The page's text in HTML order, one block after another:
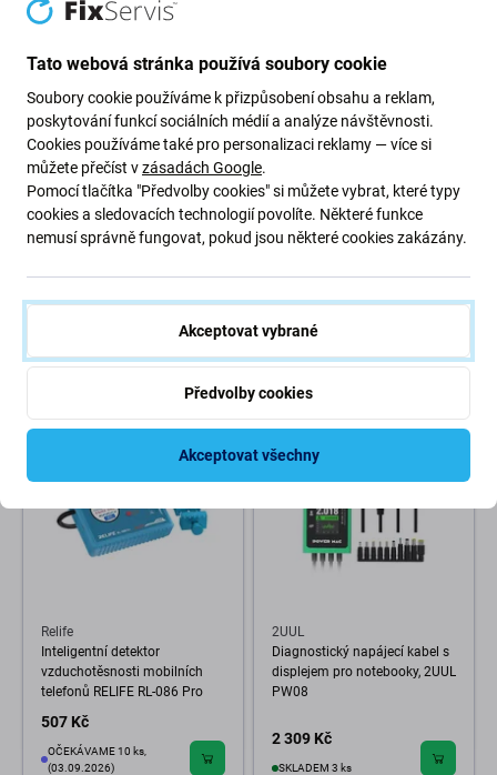
UNI-T - Dvojitý Testovací Kabel
(03.09.2026)
Phonefix
(03.09.2026)
Relife
Inteligentní detektor
vzduchotěsnosti mobilních
telefonů RELIFE RL-086 Pro
507 Kč
OČEKÁVAME 10 ks,
(03.09.2026)
2UUL
Diagnostický napájecí kabel s
displejem pro notebooky, 2UUL
PW08
2 309 Kč
SKLADEM 3 ks
Tato webová stránka používá soubory cookie
Soubory cookie používáme k přizpůsobení obsahu a reklam,
poskytování funkcí sociálních médií a analýze návštěvnosti.
Cookies používáme také pro personalizaci reklamy — více si
můžete přečíst vzásadách Google.
Pomocí tlačítka "Předvolby cookies" si můžete vybrat, které typy
cookies a sledovacích technologií povolíte. Některé funkce
nemusí správně fungovat, pokud jsou některé cookies zakázány.
Akceptovat vybrané
Předvolby cookies
Akceptovat všechny